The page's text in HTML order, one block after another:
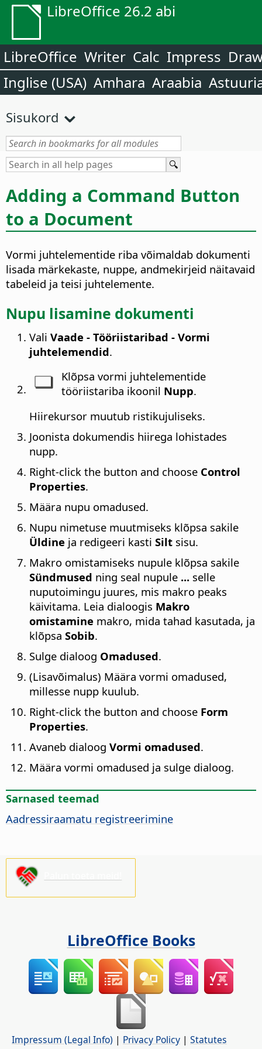
LibreOffice 26.2 abi
LibreOffice Writer Calc Impress
Inglise (USA) Amhara Araabia
Sisukord
Adding a Command Button
to a Document
Vormi juhtelementide riba võimaldab dokumenti
lisada märkekaste, nuppe, andmekirjeid näitavaid
tabeleid ja teisi juhtelemente.
Nupu lisamine dokumenti
Vali Vaade - Tööriistaribad - Vormi
juhtelemendid.
Klõpsa vormi juhtelementide
tööriistariba ikoonil Nupp.
Hiirekursor muutub ristikujuliseks.
Joonista dokumendis hiirega lohistades
nupp.
Right-click the button and choose Control
Properties.
Määra nupu omadused.
Nupu nimetuse muutmiseks klõpsa sakile
Üldine ja redigeeri kasti Silt sisu.
Makro omistamiseks nupule klõpsa sakile
Sündmused ning seal nupule ... selle
nuputoimingu juures, mis makro peaks
käivitama. Leia dialoogis Makro
omistamine makro, mida tahad kasutada, ja
klõpsa Sobib.
Sulge dialoog Omadused.
(Lisavõimalus) Määra vormi omadused,
millesse nupp kuulub.
Right-click the button and choose Form
Properties.
Avaneb dialoog Vormi omadused.
Määra vormi omadused ja sulge dialoog.
Sarnased teemad
Aadressiraamatu registreerimine
LibreOffice Books
Impressum (Legal Info) | Privacy Policy | Statutes